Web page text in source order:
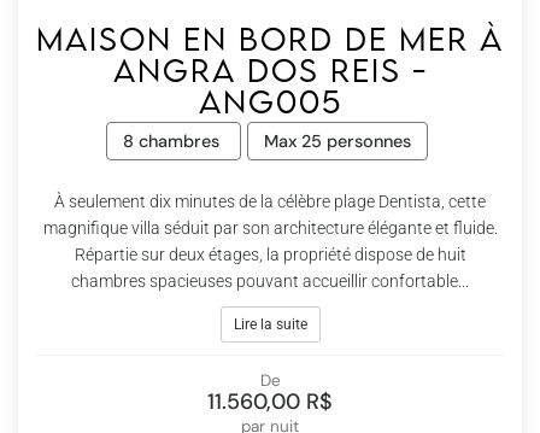
Maison en bord de mer à
Angra dos Reis -
Ang005
8 chambres Max 25 personnes
À seulement dix minutes de la célèbre plage Dentista, cette
magnifique villa séduit par son architecture élégante et fluide.
Répartie sur deux étages, la propriété dispose de huit
chambres spacieuses pouvant accueillir confortable...
Lire la suite
De
11.560,00 R$
par nuit